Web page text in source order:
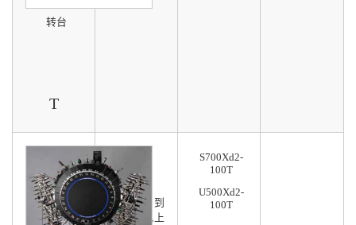
转台
T
100刀库
分别配搭到
S及U系机上
S700Xd2-
100T
U500Xd2-
100T